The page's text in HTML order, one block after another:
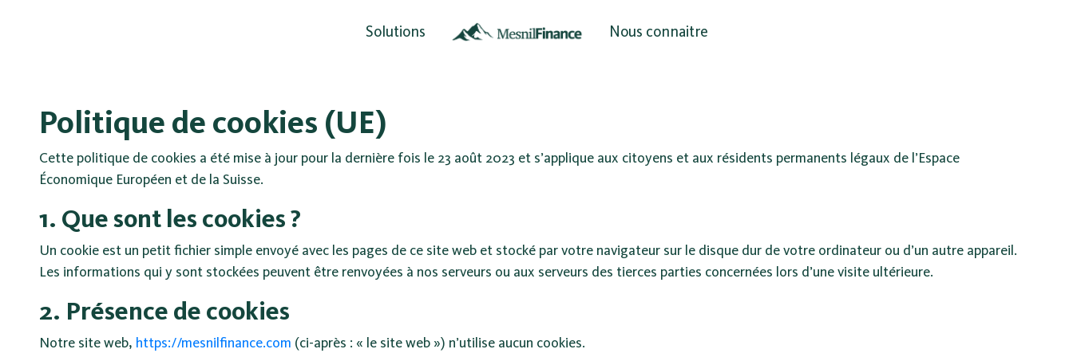
Solutions Nous connaitre
Politique de cookies (UE)
Cette politique de cookies a été mise à jour pour la dernière fois le 23 août 2023 et s’applique aux citoyens et aux résidents permanents légaux de l’Espace
Économique Européen et de la Suisse.
1. Que sont les cookies ?
Un cookie est un petit fichier simple envoyé avec les pages de ce site web et stocké par votre navigateur sur le disque dur de votre ordinateur ou d’un autre appareil.
Les informations qui y sont stockées peuvent être renvoyées à nos serveurs ou aux serveurs des tierces parties concernées lors d’une visite ultérieure.
2. Présence de cookies
Notre site web, https://mesnilfinance.com (ci-après : « le site web ») n’utilise aucun cookies.